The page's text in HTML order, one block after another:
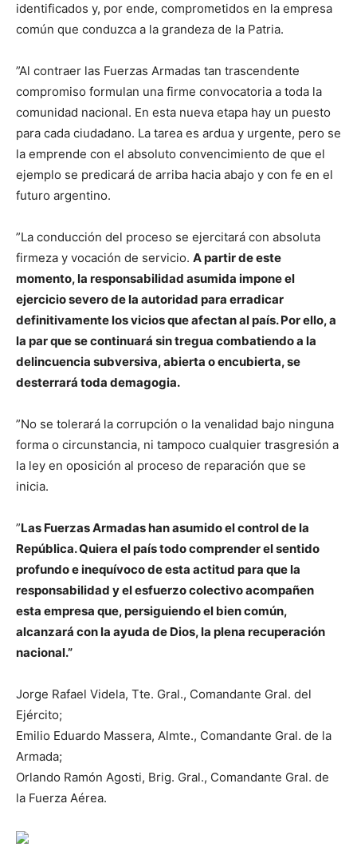
identificados y, por ende, comprometidos en la empresa
común que conduzca a la grandeza de la Patria.
”Al contraer las Fuerzas Armadas tan trascendente
compromiso formulan una firme convocatoria a toda la
comunidad nacional. En esta nueva etapa hay un puesto
para cada ciudadano. La tarea es ardua y urgente, pero se
la emprende con el absoluto convencimiento de que el
ejemplo se predicará de arriba hacia abajo y con fe en el
futuro argentino.
”La conducción del proceso se ejercitará con absoluta
firmeza y vocación de servicio. A partir de este
momento, la responsabilidad asumida impone el
ejercicio severo de la autoridad para erradicar
definitivamente los vicios que afectan al país. Por ello, a
la par que se continuará sin tregua combatiendo a la
delincuencia subversiva, abierta o encubierta, se
desterrará toda demagogia.
”No se tolerará la corrupción o la venalidad bajo ninguna
forma o circunstancia, ni tampoco cualquier trasgresión a
la ley en oposición al proceso de reparación que se
inicia.
”Las Fuerzas Armadas han asumido el control de la
República. Quiera el país todo comprender el sentido
profundo e inequívoco de esta actitud para que la
responsabilidad y el esfuerzo colectivo acompañen
esta empresa que, persiguiendo el bien común,
alcanzará con la ayuda de Dios, la plena recuperación
nacional.”
Jorge Rafael Videla, Tte. Gral., Comandante Gral. del
Ejército;
Emilio Eduardo Massera, Almte., Comandante Gral. de la
Armada;
Orlando Ramón Agosti, Brig. Gral., Comandante Gral. de
la Fuerza Aérea.